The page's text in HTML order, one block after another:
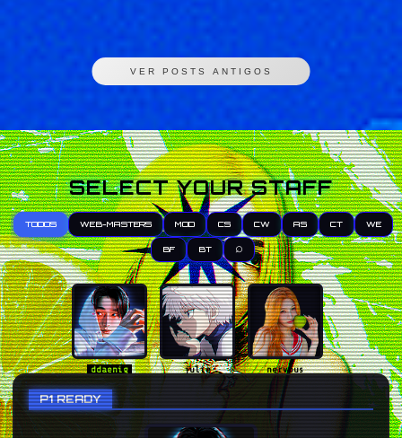
VER POSTS ANTIGOS
SELECT YOUR STAFF
TODOS WEB-MASTERS MOD CS CW AS CT WE
BF BT ⌕
P1 READY
ddaenig julie nervous